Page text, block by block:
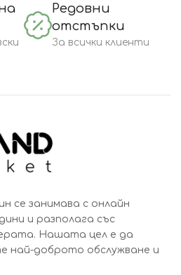
Редовни
отстъпки
За всички клиенти
се занимава с онлайн
и разполага със
Нашата цел е да
най-доброто обслужване и